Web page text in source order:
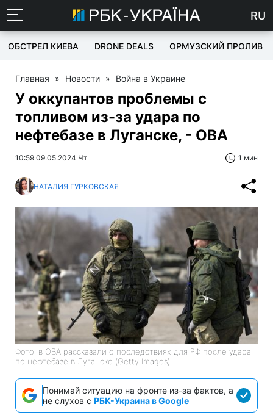
RU
ОБСТРЕЛ КИЕВА DRONE DEALS ОРМУЗСКИЙ ПРОЛИВ
Главная » Новости » Война в Украине
У оккупантов проблемы с
топливом из-за удара по
нефтебазе в Луганске, - ОВА
10:59 09.05.2024 Чт 1 мин
НАТАЛИЯ ГУРКОВСКАЯ
Фото: в ОВА рассказали о последствиях для РФ после удара
по нефтебазе в Луганске (Getty Images)
Понимай ситуацию на фронте из-за фактов, а
не слухов с РБК-Украина в Google